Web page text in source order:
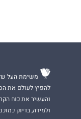
משימת העל
להפיץ לעולם את
והעשיר את כוח
ולמידה, בדיוק